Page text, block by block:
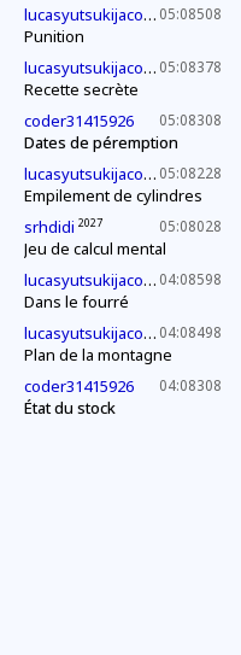
05:08508
lucasyutsukijacono 2030
Punition
05:08378
lucasyutsukijacono 2030
Recette secrète
05:08308
coder31415926
Dates de péremption
05:08228
lucasyutsukijacono 2030
Empilement de cylindres
05:08028
srhdidi 2027
Jeu de calcul mental
04:08598
lucasyutsukijacono 2030
Dans le fourré
04:08498
lucasyutsukijacono 2030
Plan de la montagne
04:08308
coder31415926
État du stock